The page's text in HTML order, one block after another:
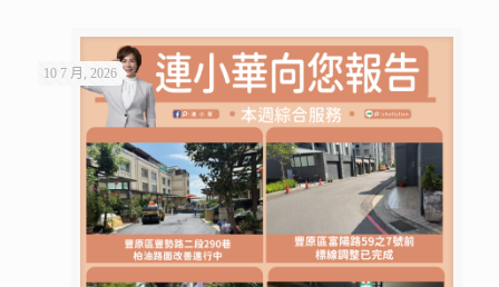
10 7 月, 2026